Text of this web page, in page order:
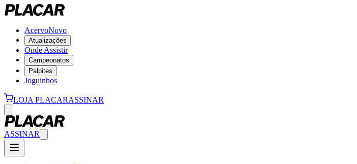
AcervoNovo
Atualizações
Onde Assistir
Campeonatos
Palpites
Joguinhos
LOJA PLACARASSINAR
ASSINAR